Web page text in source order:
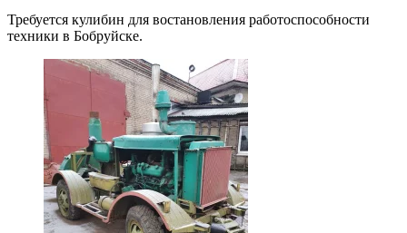
Требуется кулибин для востановления работоспособности
техники в Бобруйске.